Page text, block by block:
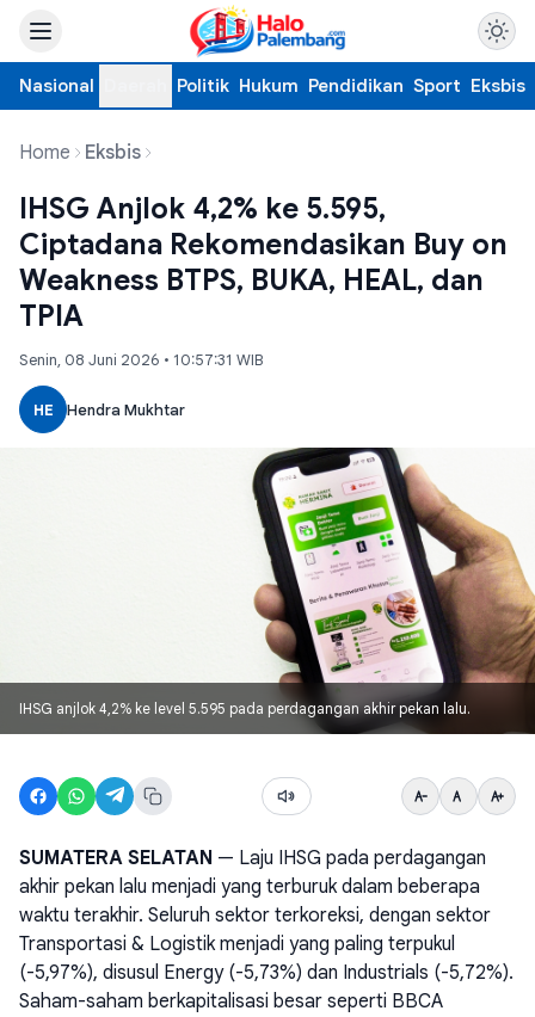
Nasional Politik Hukum Pendidikan Sport Eksbis
Home Eksbis
IHSG Anjlok 4,2% ke 5.595,
Ciptadana Rekomendasikan Buy on
Weakness BTPS, BUKA, HEAL, dan
TPIA
Senin, 08 Juni 2026 • 10:57:31 WIB
HE Hendra Mukhtar
IHSG anjlok 4,2% ke level 5.595 pada perdagangan akhir pekan lalu.
SUMATERA SELATAN — Laju IHSG pada perdagangan
akhir pekan lalu menjadi yang terburuk dalam beberapa
waktu terakhir. Seluruh sektor terkoreksi, dengan sektor
Transportasi & Logistik menjadi yang paling terpukul
(-5,97%), disusul Energy (-5,73%) dan Industrials (-5,72%).
Saham-saham berkapitalisasi besar seperti BBCA